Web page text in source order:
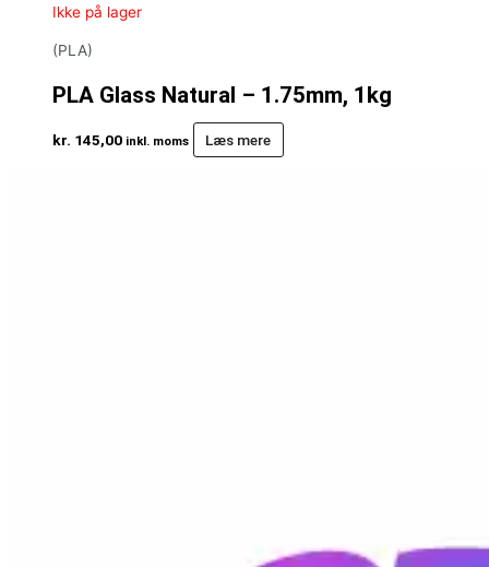
Ikke på lager
(PLA)
PLA Glass Natural – 1.75mm, 1kg
kr. 145,00 inkl. moms Læs mere